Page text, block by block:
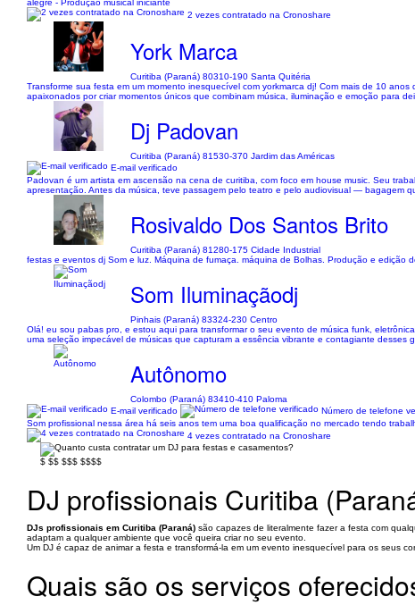
alegre - Produção musical iniciante
2 vezes contratado na Cronoshare
York Marca
Curitiba (Paraná) 80310-190 Santa Quitéria
Transforme sua festa em um momento inesquecível com yorkmarca dj! Com mais de 10
apaixonados por criar momentos únicos que combinam música, iluminação e emoção para
Dj Padovan
Curitiba (Paraná) 81530-370 Jardim das Américas
E-mail verificado
Padovan é um artista em ascensão na cena de curitiba, com foco em house music. Seu
apresentação. Antes da música, teve passagem pelo teatro e pelo audiovisual — bagagem
Rosivaldo Dos Santos Brito
Curitiba (Paraná) 81280-175 Cidade Industrial
festas e eventos dj Som e luz. Máquina de fumaça. máquina de Bolhas. Produção e edição
Som Iluminaçãodj
Pinhais (Paraná) 83324-230 Centro
Olá! eu sou pabas pro, e estou aqui para transformar o seu evento de música funk,
uma seleção impecável de músicas que capturam a essência vibrante e contagiante desses
Autônomo
Colombo (Paraná) 83410-410 Paloma
E-mail verificado
Número de telefone
Som profissional nessa área há seis anos tem uma boa qualificação no mercado tendo
4 vezes contratado na Cronoshare
$ $$ $$$ $$$$
DJ profissionais Curitiba
DJs profissionais em Curitiba (Paraná) são capazes de literalmente fazer a festa com
adaptam a qualquer ambiente que você queira criar no seu evento.
Um DJ é capaz de animar a festa e transformá-la em um evento inesquecível para os seus
Quais são os serviços